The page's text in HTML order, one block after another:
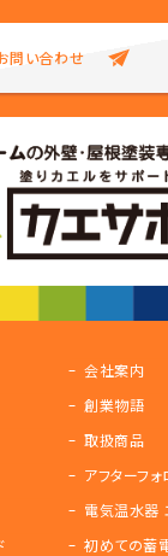
問い合わせ
会社案内
創業物語
取扱商品
アフターフォ
電気温水器
初めての蓄